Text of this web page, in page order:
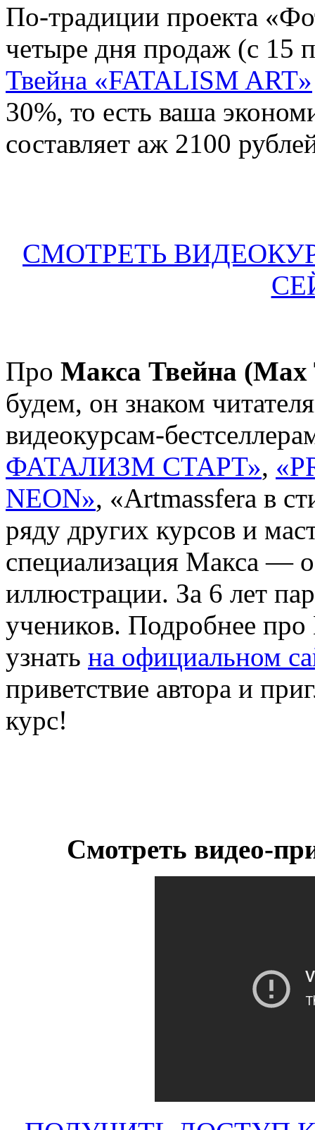
По-традиции проекта
четыре дня продаж (с 15
Твейна «FATALISM ART»
30%, то есть ваша
составляет аж 2100
СМОТРЕТЬ
Про Макса Твейна (Max
будем, он знаком
видеокурсам-
ФАТАЛИЗМ СТАРТ»,
NEON», «Artmassfera в
ряду других курсов и
специализация Макса —
иллюстрации. За 6 лет
учеников. Подробнее
узнать на официальном
приветствие автора и
курс!
Смотреть видео-